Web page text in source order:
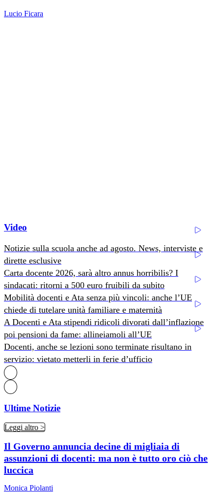
Lucio Ficara
Video
Notizie sulla scuola anche ad agosto. News, interviste e
dirette esclusive
Carta docente 2026, sarà altro annus horribilis? I
sindacati: ritorni a 500 euro fruibili da subito
Mobilità docenti e Ata senza più vincoli: anche l’UE
chiede di tutelare unità familiare e maternità
A Docenti e Ata stipendi ridicoli divorati dall’inflazione
poi pensioni da fame: allineiamoli all’UE
Docenti, anche se lezioni sono terminate risultano in
servizio: vietato metterli in ferie d’ufficio
Ultime Notizie
Leggi altro >
Il Governo annuncia decine di migliaia di
assunzioni di docenti: ma non è tutto oro ciò che
luccica
Monica Piolanti